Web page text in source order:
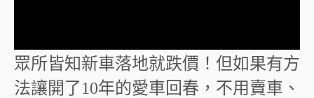
便利貸
眾所皆知新車落地就跌價！但如果有方
法讓開了10年的愛車回春，不用賣車、